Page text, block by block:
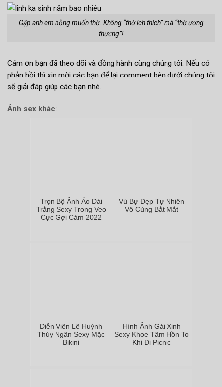
Gặp anh em bỗng muốn thờ. Không “thờ ích thích” mà “thờ ương
thương”!
Cám ơn bạn đã theo dõi và đồng hành cùng chúng tôi. Nếu có
phản hồi thì xin mời các bạn để lại comment bên dưới chúng tôi
sẽ giải đáp giúp các bạn nhé.
Ảnh sex khác:
Trọn Bộ Ảnh Áo Dài
Trắng Sexy Trong Veo
Cực Gợi Cảm 2022
Vú Bự Đẹp Tự Nhiên
Vô Cùng Bắt Mắt
Diễn Viên Lê Huỳnh
Thúy Ngân Sexy Mặc
Bikini
Hình Ảnh Gái Xinh
Sexy Khoe Tâm Hồn To
Khi Đi Picnic